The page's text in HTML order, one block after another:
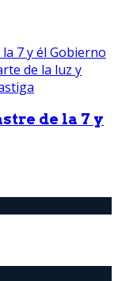
de la 7 y